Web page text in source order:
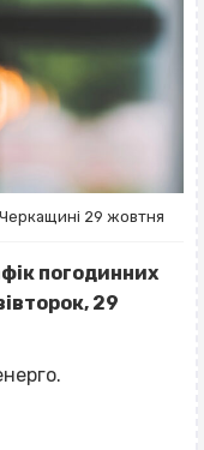
Черкащині 29 жовтня
погодинних
29